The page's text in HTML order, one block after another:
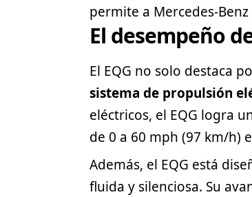
permite a Mercedes-Benz
El desempeño
El EQG no solo destaca
sistema de propulsión
eléctricos, el EQG logra
de 0 a 60 mph (97 km/h)
Además, el EQG está
fluida y silenciosa. Su